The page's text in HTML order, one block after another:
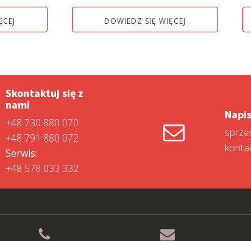
DOWIEDZ SIĘ WIĘCEJ
Skontaktuj się z
nami
+48 730 880 070
+48 791 880 072
Serwis:
+48 578 033 332